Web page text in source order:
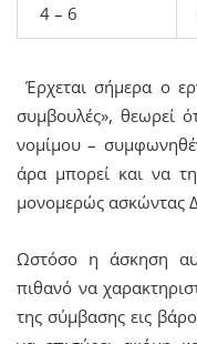
4 – 6
Έρχεται σήμερα ο
συμβουλές», θεωρεί
νομίμου –
άρα μπορεί και να
μονομερώς ασκώντας
Ωστόσο η άσκηση
πιθανό να
της σύμβασης εις